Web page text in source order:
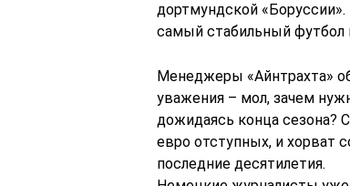
дортмундской
самый стабильный футбол
Менеджеры «Айнтрахта»
уважения – мол, зачем
дожидаясь конца сезона?
евро отступных, и хорват
последние десятилетия.